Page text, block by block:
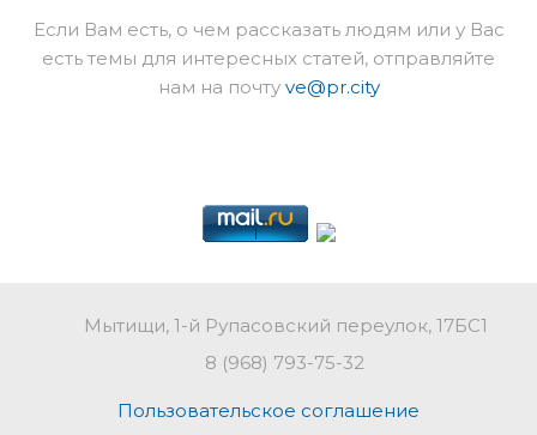
Если Вам есть, о чем рассказать людям или у Вас
есть темы для интересных статей, отправляйте
нам на почту ve@pr.city
Мытищи, 1-й Рупасовский переулок, 17БС1
8 (968) 793-75-32
Пользовательское соглашение